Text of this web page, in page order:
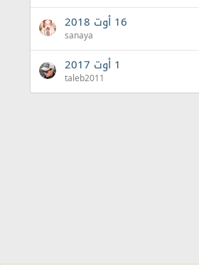
16 أوت 2018
sanaya
1 أوت 2017
taleb2011